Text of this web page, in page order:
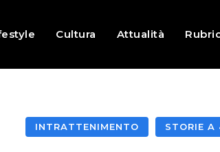
Cultura Attualità
INTRATTENIMENTO STORIE A